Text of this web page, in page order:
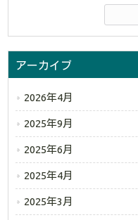
アーカイブ
2026年4月
2025年9月
2025年6月
2025年4月
2025年3月